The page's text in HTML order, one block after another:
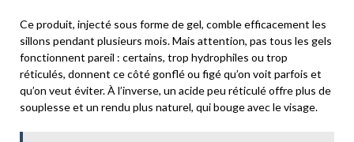
Ce produit, injecté sous forme de gel, comble efficacement les
sillons pendant plusieurs mois. Mais attention, pas tous les gels
fonctionnent pareil : certains, trop hydrophiles ou trop
réticulés, donnent ce côté gonflé ou figé qu’on voit parfois et
qu’on veut éviter. À l’inverse, un acide peu réticulé offre plus de
souplesse et un rendu plus naturel, qui bouge avec le visage.